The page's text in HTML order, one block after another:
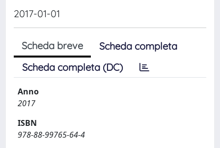
2017-01-01
Scheda breve
Scheda completa
Scheda completa (DC)
Anno
2017
ISBN
978-88-99765-64-4